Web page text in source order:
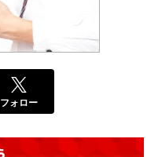
フォロー